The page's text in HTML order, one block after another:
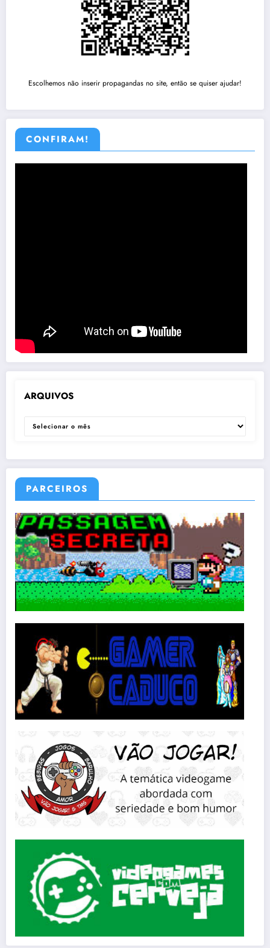
Escolhemos não inserir propagandas no site, então se quiser ajudar!
CONFIRAM!
ARQUIVOS
ARQUIVOS
PARCEIROS